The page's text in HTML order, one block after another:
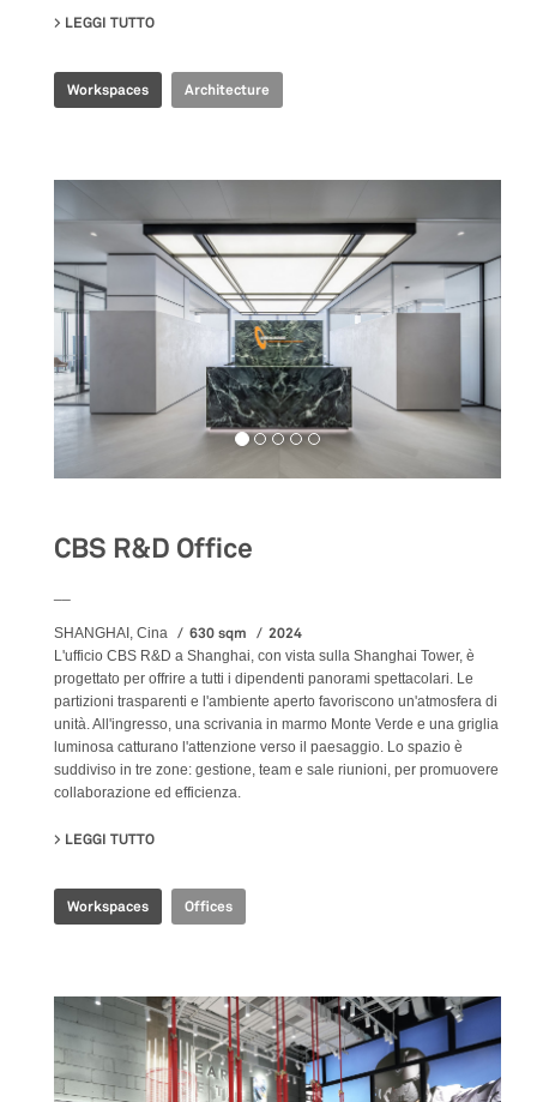
LEGGI TUTTO
Workspaces Architecture
CBS R&D Office
SHANGHAI, Cina 630 sqm 2024
L'ufficio CBS R&D a Shanghai, con vista sulla Shanghai Tower, è
progettato per offrire a tutti i dipendenti panorami spettacolari. Le
partizioni trasparenti e l'ambiente aperto favoriscono un'atmosfera di
unità. All'ingresso, una scrivania in marmo Monte Verde e una griglia
luminosa catturano l'attenzione verso il paesaggio. Lo spazio è
suddiviso in tre zone: gestione, team e sale riunioni, per promuovere
collaborazione ed efficienza.
LEGGI TUTTO
Workspaces Offices